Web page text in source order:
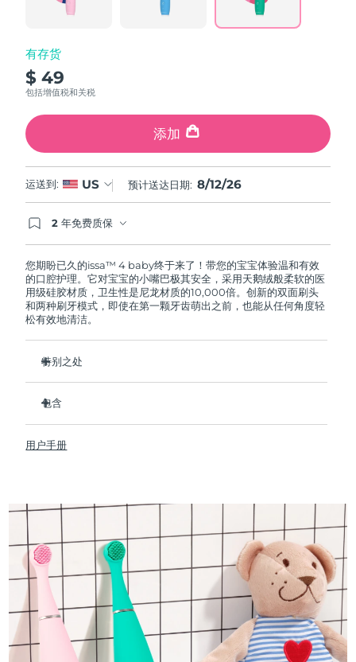
有存货
$ 49
包括增值税和关税
添加
运送到: US 预计送达日期: 8/12/26
2 年免费质保
您期盼已久的issa™ 4 baby终于来了！带您的宝宝体验温和有效
的口腔护理。它对宝宝的小嘴巴极其安全，采用天鹅绒般柔软的医
用级硅胶材质，卫生性是尼龙材质的10,000倍。创新的双面刷头
和两种刷牙模式，即使在第一颗牙齿萌出之前，也能从任何角度轻
松有效地清洁。
特别之处
这一点尤为重要。
彻底清洁宝宝的第一颗牙齿，降低早期蛀牙的风险。
微笑助手让刷牙充满乐趣——刷牙2分钟，微笑亮起；超12小时
每分钟 6,000 次轻柔脉动，温和清洁并按摩牙龈。下载app了
解更多设置。
灵活的刷头。柔软耐用。单次 USB 充电可使用长达 240 天。
包含
USB 充电线
用户手册
斯洛伐克 预计送达日期
斯洛文尼亚
南非
韩国 8/13/26
西班牙 预计送达日期8/11/26
瑞典 预计送达日期8/11/26
瑞士
台湾 预计送达日期8/16/26
泰国
土耳其
英国 预计送达日期8/11/26
乌兹别克斯坦 预计送达日期 8/16/26
越南 预计送达日期8/17/26